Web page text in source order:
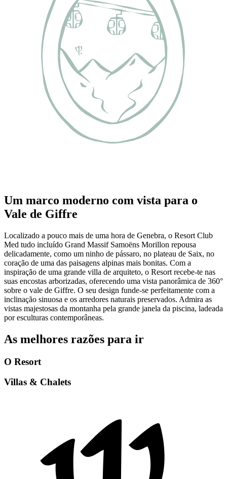
Um marco moderno com vista para o
Vale de Giffre
Localizado a pouco mais de uma hora de Genebra, o Resort Club
Med tudo incluído Grand Massif Samoëns Morillon repousa
delicadamente, como um ninho de pássaro, no plateau de Saix, no
coração de uma das paisagens alpinas mais bonitas. Com a
inspiração de uma grande villa de arquiteto, o Resort recebe-te nas
suas encostas arborizadas, oferecendo uma vista panorâmica de 360°
sobre o vale de Giffre. O seu design funde-se perfeitamente com a
inclinação sinuosa e os arredores naturais preservados. Admira as
vistas majestosas da montanha pela grande janela da piscina, ladeada
por esculturas contemporâneas.
As melhores razões para ir
O Resort
Villas & Chalets